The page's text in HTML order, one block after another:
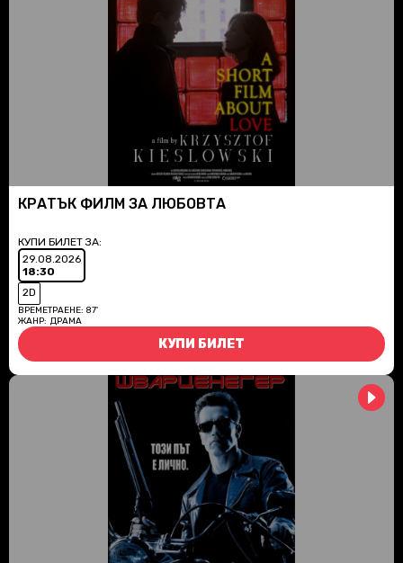
КРАТЪК ФИЛМ ЗА ЛЮБОВТА
КУПИ БИЛЕТ ЗА:
29.08.2026
18:30
2D
ВРЕМЕТРАЕНЕ: 87'
ЖАНР: ДРАМА
КУПИ БИЛЕТ